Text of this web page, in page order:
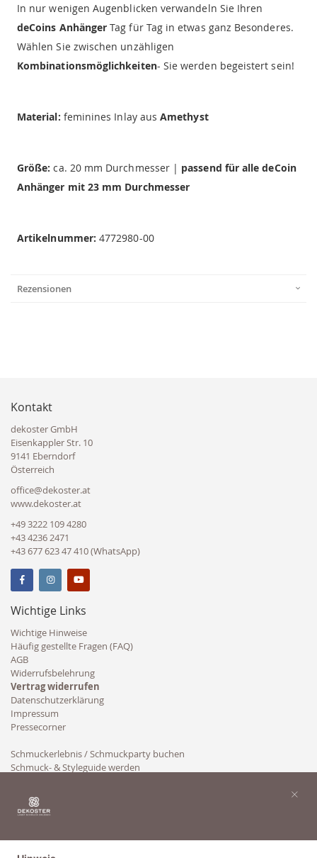
In nur wenigen Augenblicken verwandeln Sie Ihren
deCoins Anhänger Tag für Tag in etwas ganz Besonderes.
Wählen Sie zwischen unzähligen
Kombinationsmöglichkeiten- Sie werden begeistert sein!
Material: feminines Inlay ausAmethyst
Größe: ca. 20 mm Durchmesser | passend für alle deCoin
Anhänger mit 23 mm Durchmesser
Artikelnummer:4772980-00
Rezensionen
Kontakt
dekoster GmbH
Eisenkappler Str. 10
9141 Eberndorf
Österreich
office@dekoster.at
www.dekoster.at
+49 3222 109 4280
+43 4236 2471
+43 677 623 47 410 (WhatsApp)
Wichtige Links
Wichtige Hinweise
Häufig gestellte Fragen (FAQ)
AGB
Widerrufsbelehrung
Vertrag widerrufen
Datenschutzerklärung
Impressum
Pressecorner
Schmuckerlebnis / Schmuckparty buchen
Schmuck- & Styleguide werden
×